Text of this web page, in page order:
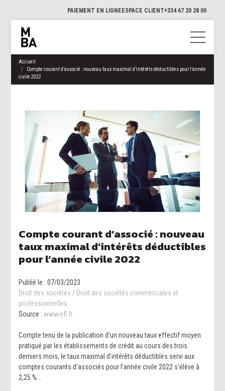
PAIEMENT EN LIGNEESPACE CLIENT+334 67 20 28 00
Accueil
Compte courant d’associé : nouveau taux maximal d’intérêts déductibles pour l’année
civile 2022
Compte courant d’associé : nouveau
taux maximal d’intérêts déductibles
pour l’année civile 2022
Publié le :07/03/2023
Droit des sociétés / Droit des sociétés commerciales et
professionnelles
Source : www.efl.fr
Compte tenu de la publication d’un nouveau taux effectif moyen
pratiqué par les établissements de crédit au cours des trois
derniers mois, le taux maximal d’intérêts déductibles servi aux
comptes courants d’associés pour l’année civile 2022 s’élève à
2,25 %...